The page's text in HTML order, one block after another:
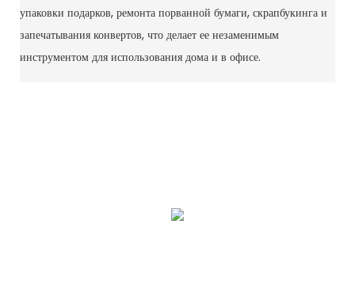
упаковки подарков, ремонта порванной бумаги, скрапбукинга и
запечатывания конвертов, что делает ее незаменимым
инструментом для использования дома и в офисе.